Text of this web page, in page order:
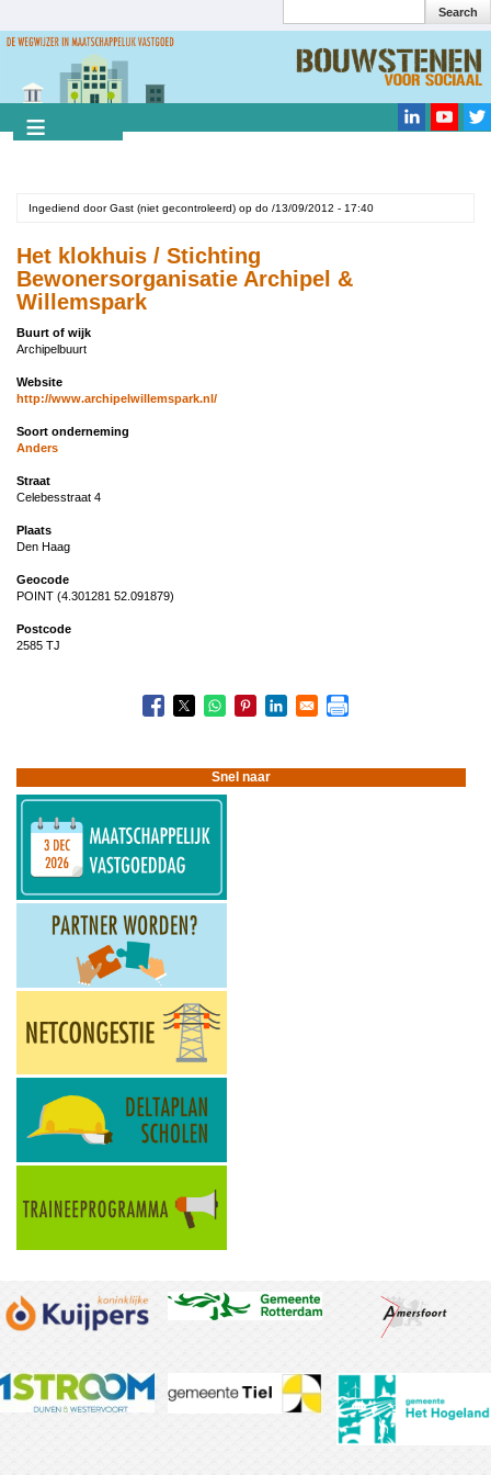
naar
gaan
Search
Ingediend doorGast (niet gecontroleerd) op do /13/09/2012 - 17:40
Het klokhuis / Stichting
Bewonersorganisatie Archipel &
Willemspark
Buurt of wijk
Archipelbuurt
Website
http://www.archipelwillemspark.nl/
Soort onderneming
Anders
Straat
Celebesstraat 4
Plaats
Den Haag
Geocode
POINT (4.301281 52.091879)
Postcode
2585 TJ
Snel naar